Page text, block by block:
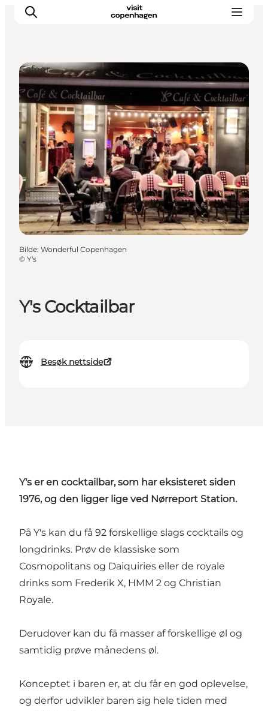
Aktiviteter
Spise og drikke
Planlegg turen din
Y's Cocktailbar
Besøk nettside
Cafeer
Bilde: Wonderful Copenhagen
© Y's
Y's er en cocktailbar, som har eksisteret siden
1976, og den ligger lige ved Nørreport Station.
På Y's kan du få 92 forskellige slags cocktails og
longdrinks. Prøv de klassiske som
Cosmopolitans og Daiquiries eller de royale
drinks som Frederik X, HMM 2 og Christian
Royale.
Derudover kan du få masser af forskellige øl og
samtidig prøve månedens øl.
Konceptet i baren er, at du får en god oplevelse,
og derfor udvikler baren sig hele tiden med